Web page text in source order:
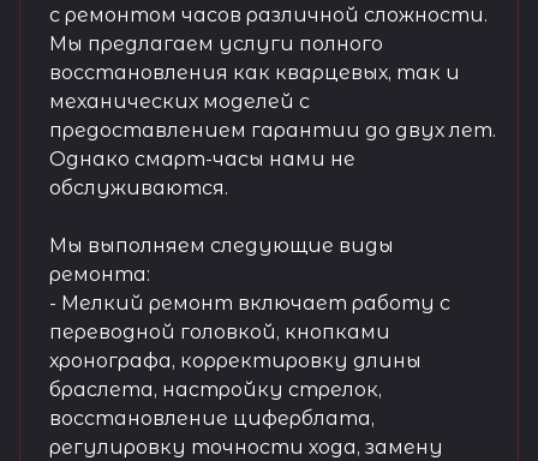
с ремонтом часов различной сложности.
Мы предлагаем услуги полного
восстановления как кварцевых, так и
механических моделей с
предоставлением гарантии до двух лет.
Однако смарт-часы нами не
обслуживаются.
Мы выполняем следующие виды
ремонта:
- Мелкий ремонт включает работу с
переводной головкой, кнопками
хронографа, корректировку длины
браслета, настройку стрелок,
восстановление циферблата,
регулировку точности хода, замену